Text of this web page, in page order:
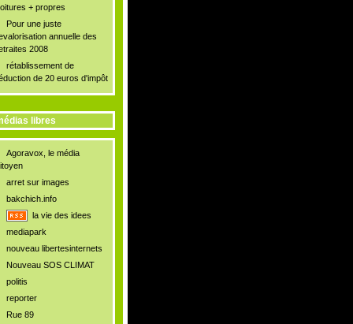
+ propres
Pour une juste
annuelle des
2008
rétablissement de
de 20 euros d'impôt
libres
Agoravox, le média
arret sur images
bakchich.info
la vie des idees
mediapark
nouveau libertesinternets
Nouveau SOS CLIMAT
politis
reporter
Rue 89